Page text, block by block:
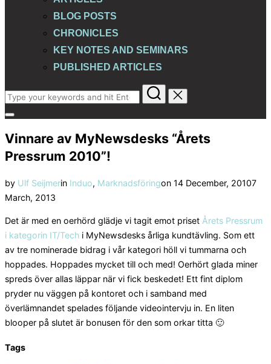
BLOG POSTS
CHRONICLES
KEY NOTES AND SEMINARS
PUBLISHED ARTICLES
Search
for:
Toggle
&
Vinnare av MyNewsdesks “Årets
Pressrum 2010”!
by Ulf Seijmerin Induo, Marknadsföringon Posted
14 December, 20107
March, 2013
Det är med en oerhörd glädje vi tagit emot priset Årets Pressrum
i kategorin IT/Tech i MyNewsdesks årliga kundtävling. Som ett
av tre nominerade bidrag i vår kategori höll vi tummarna och
hoppades. Hoppades mycket till och med! Oerhört glada miner
spreds över allas läppar när vi fick beskedet! Ett fint diplom
pryder nu väggen på kontoret och i samband med
överlämnandet spelades följande videointervju in. En liten
blooper på slutet är bonusen för den som orkar titta 🙂
Tags